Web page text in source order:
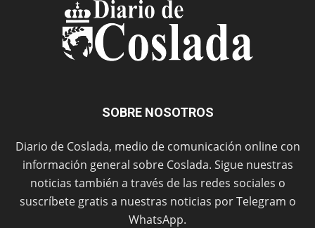
SOBRE NOSOTROS
Diario de Coslada, medio de comunicación online con
información general sobre Coslada. Sigue nuestras
noticias también a través de las redes sociales o
suscríbete gratis a nuestras noticias por Telegram o
WhatsApp.